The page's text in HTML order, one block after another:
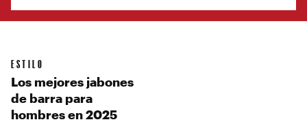
ESTILO
Los mejores jabones
de barra para
hombres en 2025